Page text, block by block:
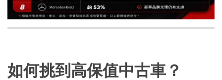
如何挑到高保值中古車？